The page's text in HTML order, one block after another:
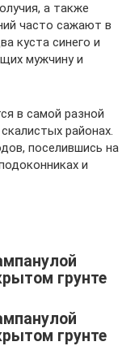
а также
часто сажают в
куста синего и
мужчину и
в самой разной
районах.
поселившись на
и
грунте
грунте